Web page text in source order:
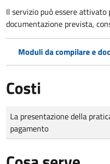
Il servizio può essere
documentazione prevista,
Moduli da compilare e
Costi
Tipo di pagamento
Importo
La presentazione della
pagamento